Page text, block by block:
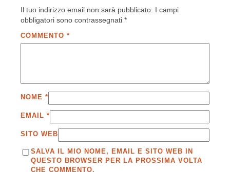
Il tuo indirizzo email non sarà pubblicato. I campi
obbligatori sono contrassegnati *
COMMENTO *
NOME *
EMAIL *
SITO WEB
SALVA IL MIO NOME, EMAIL E SITO WEB IN
QUESTO BROWSER PER LA PROSSIMA VOLTA
CHE COMMENTO.